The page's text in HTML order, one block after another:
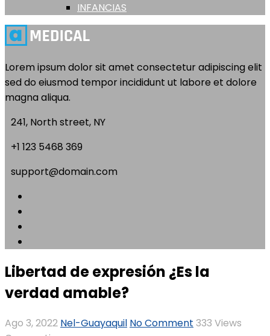
INFANCIAS
Lorem ipsum dolor sit amet consectetur adipiscing elit
sed do eiusmod tempor incididunt ut labore et dolore
magna aliqua.
241, North street, NY
+1 123 5468 369
support@domain.com
Libertad de expresión ¿Es la
verdad amable?
Ago 3, 2022 Nel-Guayaquil No Comment 333 Views